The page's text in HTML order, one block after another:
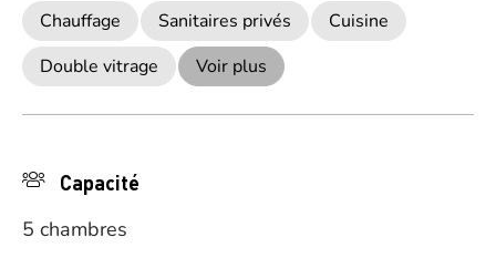
Chauffage Sanitaires privés
Cuisine
Double vitrage
Voir plus
Capacité
5 chambres